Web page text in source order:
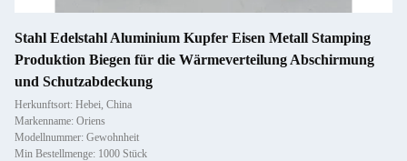
Stahl Edelstahl Aluminium Kupfer Eisen Metall Stamping
Produktion Biegen für die Wärmeverteilung Abschirmung
und Schutzabdeckung
Herkunftsort: Hebei, China
Markenname: Oriens
Modellnummer: Gewohnheit
Min Bestellmenge: 1000 Stück